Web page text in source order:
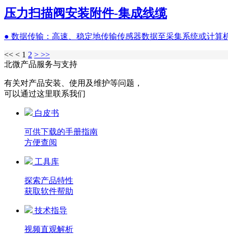
压力扫描阀安装附件-集成线缆
● 数据传输：高速、稳定地传输传感器数据至采集系统或计算
<< < 1 2 > >>
北微产品服务与支持
有关对产品安装、使用及维护等问题，
可以通过这里联系我们
白皮书
可供下载的手册指南
方便查阅
工具库
探索产品特性
获取软件帮助
技术指导
视频直观解析